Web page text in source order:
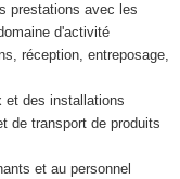
prestations avec les
d'activité
réception, entreposage,
et des installations
de transport de produits
et au personnel